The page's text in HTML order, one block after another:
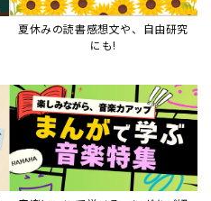
夏休みの読書感想文や、自由研究
にも!